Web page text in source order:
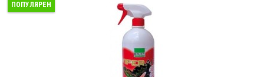
ПОПУЛЯРЕН